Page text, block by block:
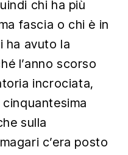
chi ha più
fascia o chi è in
ha avuto la
l’anno scorso
incrociata,
sulla
c’era posto